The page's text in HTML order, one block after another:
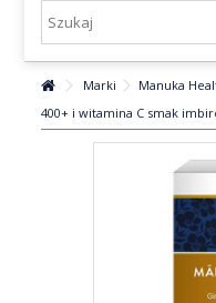
Marki Manuka
400+ i witamina C smak